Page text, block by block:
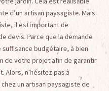
d’un artisan paysagiste. Mais
il est important de
devis. Parce que la demande
budgétaire, à bien
de votre projet afin de garantir
Alors, n’hésitez pas à
un artisan paysagiste de